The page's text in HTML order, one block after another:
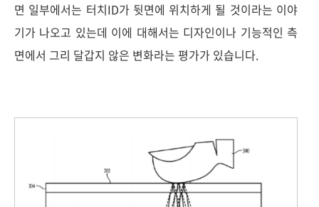
면 일부에서는 터치ID가 뒷면에 위치하게 될 것이라는 이야
기가 나오고 있는데 이에 대해서는 디자인이나 기능적인 측
면에서 그리 달갑지 않은 변화라는 평가가 있습니다.